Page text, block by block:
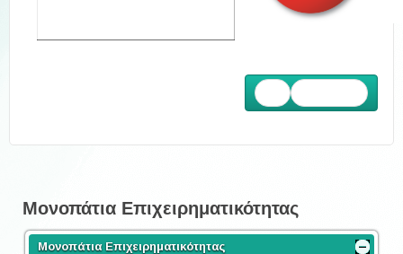
Μονοπάτια Επιχειρηματικότητας
Μονοπάτια Επιχειρηματικότητας